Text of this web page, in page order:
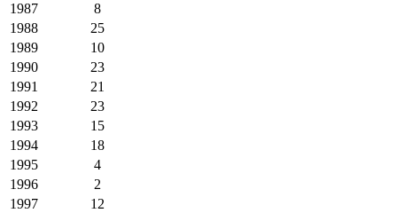
1987
8
1988
25
1989
10
1990
23
1991
21
1992
23
1993
15
1994
18
1995
4
1996
2
1997
12